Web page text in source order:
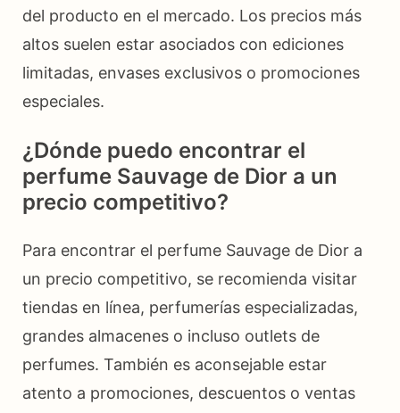
del producto en el mercado. Los precios más
altos suelen estar asociados con ediciones
limitadas, envases exclusivos o promociones
especiales.
¿Dónde puedo encontrar el
perfume Sauvage de Dior a un
precio competitivo?
Para encontrar el perfume Sauvage de Dior a
un precio competitivo, se recomienda visitar
tiendas en línea, perfumerías especializadas,
grandes almacenes o incluso outlets de
perfumes. También es aconsejable estar
atento a promociones, descuentos o ventas